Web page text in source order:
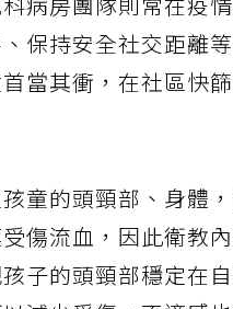
病房團隊則常在疫
保持安全社交距離
當其衝，在社區快
童的頭頸部、身體
傷流血，因此衛教
子的頭頸部穩定在